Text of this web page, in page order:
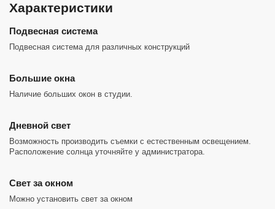
Характеристики
Подвесная система
Подвесная система для различных конструкций
Большие окна
Наличие больших окон в студии.
Дневной свет
Возможность производить съемки с естественным освещением.
Расположение солнца уточняйте у администратора.
Cвет за окном
Можно установить свет за окном